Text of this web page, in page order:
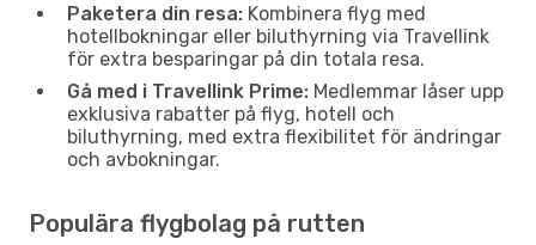
Paketera din resa: Kombinera flyg med
hotellbokningar eller biluthyrning via Travellink
för extra besparingar på din totala resa.
Gå med i Travellink Prime: Medlemmar låser upp
exklusiva rabatter på flyg, hotell och
biluthyrning, med extra flexibilitet för ändringar
och avbokningar.
Populära flygbolag på rutten